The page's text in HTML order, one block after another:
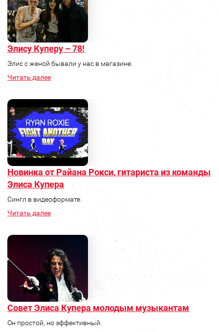
Элису Куперу – 78!
Элис с женой бывали у нас в магазине.
Читать далее
Новинка от Райана Рокси, гитариста из команды
Элиса Купера
Сингл в видеоформате.
Читать далее
Совет Элиса Купера молодым музыкантам
Он простой, но эффективный.